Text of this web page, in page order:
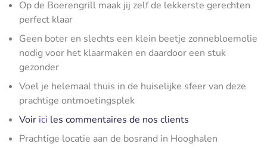
Op de Boerengrill maak jij zelf de lekkerste gerechten
perfect klaar
Geen boter en slechts een klein beetje zonnebloemolie
nodig voor het klaarmaken en daardoor een stuk
gezonder
Voel je helemaal thuis in de huiselijke sfeer van deze
prachtige ontmoetingsplek
Voir ici les commentaires de nos clients
Prachtige locatie aan de bosrand in Hooghalen